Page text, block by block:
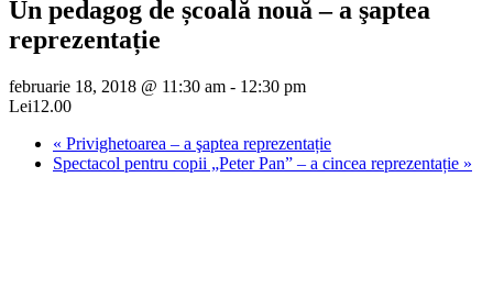
Un pedagog de școală nouă – a şaptea
reprezentație
februarie 18, 2018 @ 11:30 am - 12:30 pm
Lei12.00
« Privighetoarea – a şaptea reprezentație
Spectacol pentru copii „Peter Pan” – a cincea reprezentație »